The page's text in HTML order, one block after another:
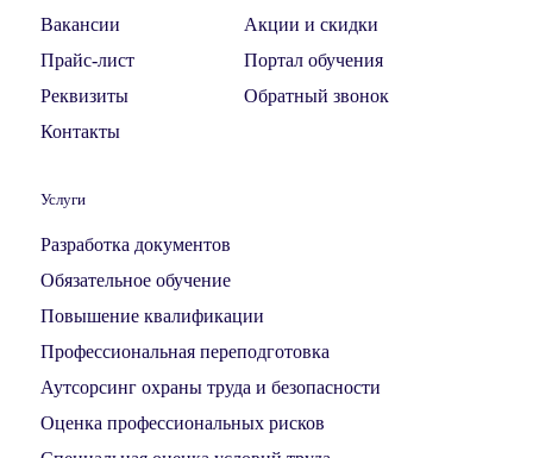
Вакансии
Прайс-лист
Реквизиты
Контакты
Акции и скидки
Портал обучения
Обратный звонок
Услуги
Разработка документов
Обязательное обучение
Повышение квалификации
Профессиональная переподготовка
Аутсорсинг охраны труда и безопасности
Оценка профессиональных рисков